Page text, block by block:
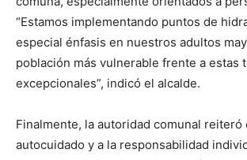
“Estamos implementando puntos de
especial énfasis en nuestros adultos
población más vulnerable frente a estas
excepcionales”, indicó el alcalde.
Finalmente, la autoridad comunal reiteró
autocuidado y a la responsabilidad